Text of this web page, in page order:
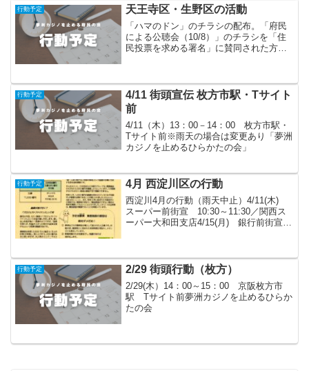
行動予定 天王寺区・生野区の活動
「ハマのドン」のチラシの配布。「府民
による公聴会（10/8）」のチラシを「住
民投票を求める署名」に賛同された方々
行動予定
4/11 街頭宣伝 枚方市駅・Tサイト
前
4/11（木）13：00－14：00 枚方市駅・
Tサイト前※雨天の場合は変更あり「夢洲
カジノを止めるひらかたの会」
行動予定 4月 西淀川区の行動
西淀川4月の行動（雨天中止）4/11(木)
スーパー前街宣 10:30～11:30／関西ス
ーパー大和田支店4/15(月) 銀行前街宣
と共催＞※どなたの参加...
行動予定 2/29 街頭行動（枚方）
2/29(木）14：00～15：00 京阪枚方市
駅 Tサイト前夢洲カジノを止めるひらか
たの会